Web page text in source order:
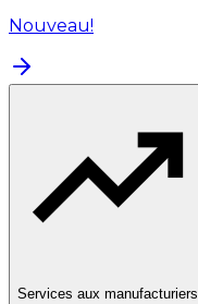
Nouveau!
Services aux manufacturiers